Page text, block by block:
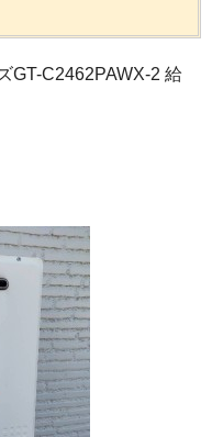
GT-C2462PAWX-2 給